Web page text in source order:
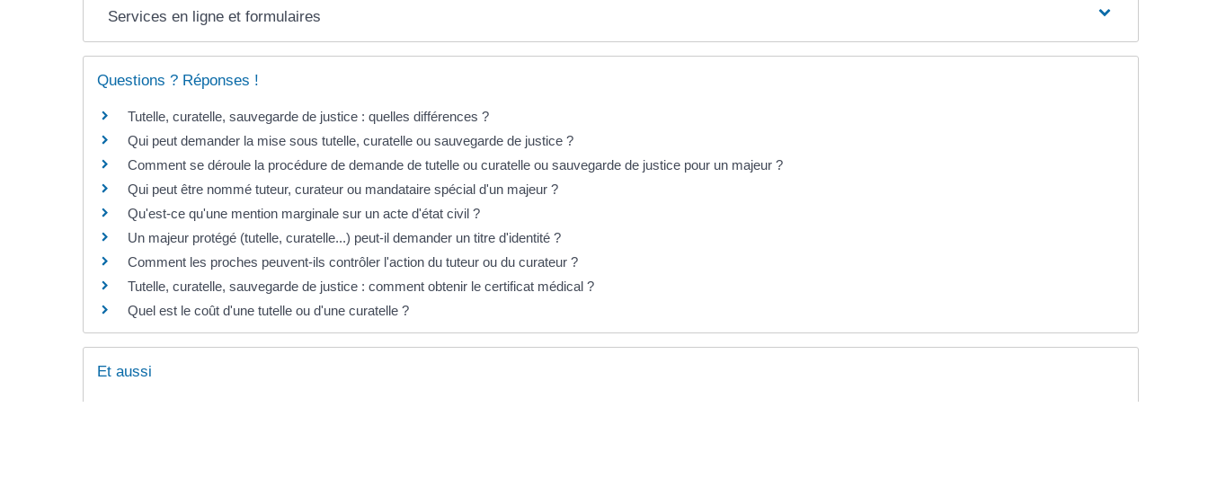
Services en ligne et formulaires
Questions ? Réponses !
Tutelle, curatelle, sauvegarde de justice : quelles différences ?
Qui peut demander la mise sous tutelle, curatelle ou sauvegarde de justice ?
Comment se déroule la procédure de demande de tutelle ou curatelle ou sauvegarde de justice pour un majeur ?
Qui peut être nommé tuteur, curateur ou mandataire spécial d'un majeur ?
Qu'est-ce qu'une mention marginale sur un acte d'état civil ?
Un majeur protégé (tutelle, curatelle...) peut-il demander un titre d'identité ?
Comment les proches peuvent-ils contrôler l'action du tuteur ou du curateur ?
Tutelle, curatelle, sauvegarde de justice : comment obtenir le certificat médical ?
Quel est le coût d'une tutelle ou d'une curatelle ?
Et aussi